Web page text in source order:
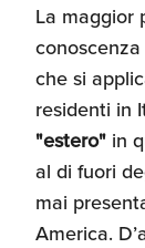
La maggior
che si
residenti in
"estero" in
al di fuori
mai
America.